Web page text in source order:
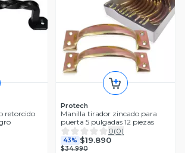
retorcido
Protech
Manilla tirador zincado para
puerta 5 pulgadas 12 piezas
0(0)
43% $19.890
$34.990